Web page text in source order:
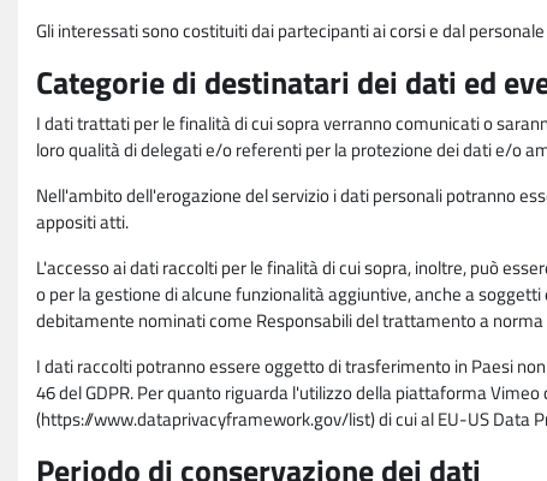
Gli interessati sono costituiti dai partecipanti ai corsi e dal
Categorie di destinatari dei dati ed
I dati trattati per le finalità di cui sopra verranno comunicati o
loro qualità di delegati e/o referenti per la protezione dei dati e/o
Nell'ambito dell'erogazione del servizio i dati personali potranno
appositi atti.
L'accesso ai dati raccolti per le finalità di cui sopra, inoltre, può
o per la gestione di alcune funzionalità aggiuntive, anche a
debitamente nominati come Responsabili del trattamento a norma
I dati raccolti potranno essere oggetto di trasferimento in Paesi
46 del GDPR. Per quanto riguarda l'utilizzo della piattaforma
(https://www.dataprivacyframework.gov/list) di cui al EU-US Data
Periodo di conservazione dei dati